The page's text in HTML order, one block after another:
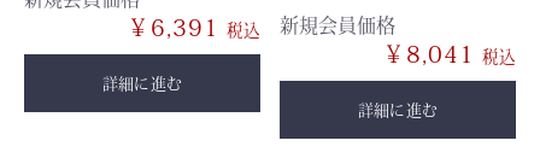
￥6,391
詳細に進む
新規会員価格
￥8,041
詳細に進む